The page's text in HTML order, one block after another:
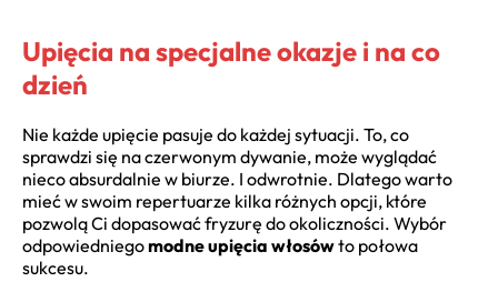
Upięcia na specjalne okazje i na co
dzień
Nie każde upięcie pasuje do każdej sytuacji. To, co
sprawdzi się na czerwonym dywanie, może wyglądać
nieco absurdalnie w biurze. I odwrotnie. Dlatego warto
mieć w swoim repertuarze kilka różnych opcji, które
pozwolą Ci dopasować fryzurę do okoliczności. Wybór
odpowiedniegomodne upięcia włosówto połowa
sukcesu.